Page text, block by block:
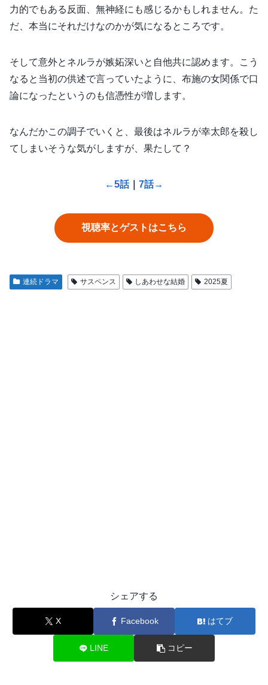
力的でもある反面、無神経にも感じるかもしれません。た
だ、本当にそれだけなのかが気になるところです。
そして意外とネルラが嫉妬深いと自他共に認めます。こう
なると当初の供述で言っていたように、布施の女関係で口
論になったというのも信憑性が増します。
なんだかこの調子でいくと、最後はネルラが幸太郎を殺し
てしまいそうな気がしますが、果たして？
←5話｜ 7話→
視聴率とゲストはこちら
連続ドラマ サスペンス しあわせな結婚 2025夏
シェアする
X Facebook はてブ
LINE コピー